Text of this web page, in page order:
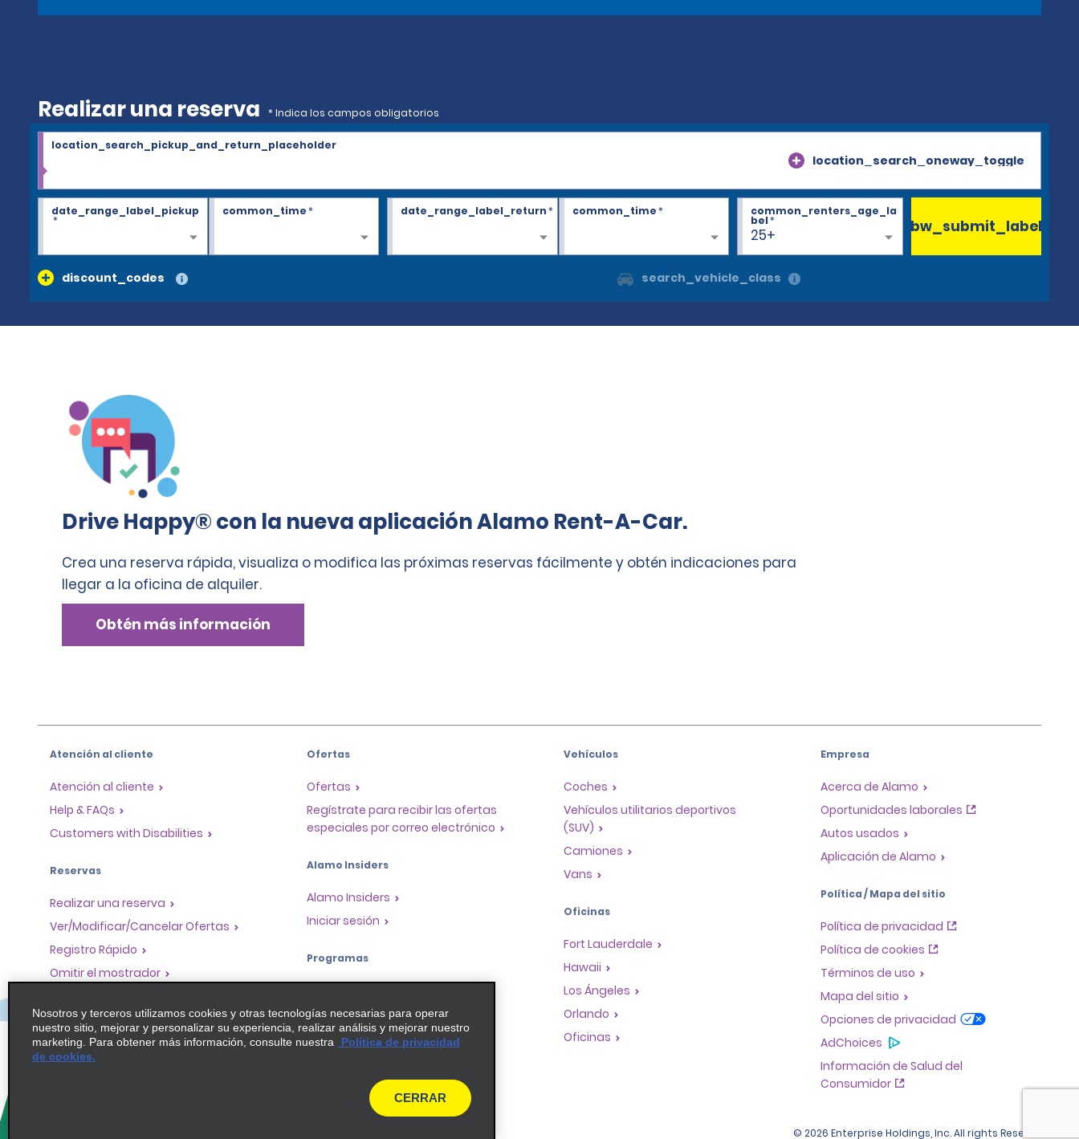
Realizar una reserva * Indica los campos obligatorios
location_search_oneway_toggle
location_search_pickup_and_return_placeholder
date_range_label_pickup
*
common_time* date_range_label_return * common_time*
25+
common_renters_age_la
bel*
discount_codes search_vehicle_class
bw_submit_label
Drive Happy® con la nueva aplicación Alamo Rent-A-Car.
Crea una reserva rápida, visualiza o modifica las próximas reservas fácilmente y obtén indicaciones para
llegar a la oficina de alquiler.
Obtén más información
Atención al cliente
Atención al cliente
Help & FAQs
Customers with Disabilities
Reservas
Realizar una reserva
Ver/Modificar/Cancelar Ofertas
Registro Rápido
Omitir el mostrador
Alquiler de autos solo de ida
Ofertas
Ofertas
Regístrate para recibir las ofertas
especiales por correo electrónico
Alamo Insiders
Alamo Insiders
Iniciar sesión
Programas
socios
Oportunidades de franquicias
globales
Operadores de guía
Vehículos
Coches
Vehículos utilitarios deportivos
(SUV)
Camiones
Vans
Oficinas
Fort Lauderdale
Hawaii
Los Ángeles
Orlando
Oficinas
Empresa
Acerca de Alamo
Oportunidades laborales
Autos usados
Aplicación de Alamo
Política / Mapa del sitio
Política de privacidad
Política de cookies
Términos de uso
Mapa del sitio
Opciones de privacidad
AdChoices
Información de Salud del
Consumidor
© 2026 Enterprise Holdings, Inc. All rights Reserved.
Nosotros y terceros utilizamos cookies y otras tecnologías necesarias para operar
nuestro sitio, mejorar y personalizar su experiencia, realizar análisis y mejorar nuestro
marketing. Para obtener más información, consulte nuestra
Política de privacidad
de cookies.
CERRAR